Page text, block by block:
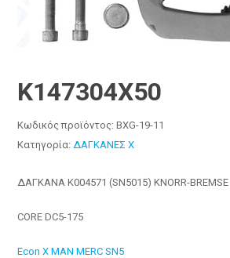
K147304X50
Κωδικός προϊόντος:BXG-19-11
Κατηγορία: ΔΑΓΚΑΝΕΣ X
ΔΑΓΚΑΝΑ Κ004571 (SN5015) KNORR-BREMSE
CORE DC5-175
Econ X MAN MERC SN5